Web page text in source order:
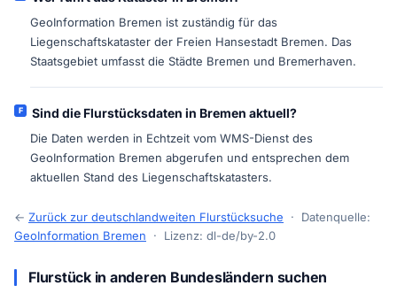
GeoInformation Bremen ist zuständig für das
Liegenschaftskataster der Freien Hansestadt Bremen. Das
Staatsgebiet umfasst die Städte Bremen und Bremerhaven.
Sind die Flurstücksdaten in Bremen aktuell?
Die Daten werden in Echtzeit vom WMS-Dienst des
GeoInformation Bremen abgerufen und entsprechen dem
aktuellen Stand des Liegenschaftskatasters.
← Zurück zur deutschlandweiten Flurstücksuche · Datenquelle:
GeoInformation Bremen · Lizenz: dl-de/by-2.0
Flurstück in anderen Bundesländern suchen